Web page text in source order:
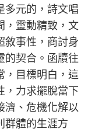
多元的，詩文唱
，靈動精致，文
敘事性，商討身
的契合。函牘往
，目標明白，這
，力求擺脫當下
濟、危機化解以
群體的生涯方